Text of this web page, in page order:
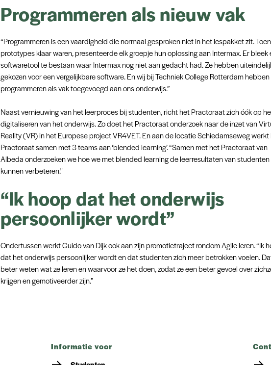
Programmeren als nieuw vak
“Programmeren is een vaardigheid die normaal gesproken niet in het lespakket zit.
prototypes klaar waren, presenteerde elk groepje hun oplossing aan Intermax. Er bleek
softwaretool te bestaan waar Intermax nog niet aan gedacht had. Ze hebben
gekozen voor een vergelijkbare software. En wij bij Techniek College Rotterdam hebben
programmeren als vak toegevoegd aan ons onderwijs.”
Naast vernieuwing van het leerproces bij studenten, richt het Practoraat zich óók op
digitaliseren van het onderwijs. Zo doet het Practoraat onderzoek naar de inzet van
Reality (VR) in het Europese project VR4VET. En aan de locatie Schiedamseweg werkt
Practoraat samen met 3 teams aan ‘blended learning’. “Samen met het Practoraat van
Albeda onderzoeken we hoe we met blended learning de leerresultaten van studenten
kunnen verbeteren."
“Ik hoop dat het onderwijs
persoonlijker wordt”
Ondertussen werkt Guido van Dijk ook aan zijn promotietraject rondom Agile leren. “Ik
dat het onderwijs persoonlijker wordt en dat studenten zich meer betrokken voelen.
beter weten wat ze leren en waarvoor ze het doen, zodat ze een beter gevoel over
krijgen en gemotiveerder zijn.”
informatie voor